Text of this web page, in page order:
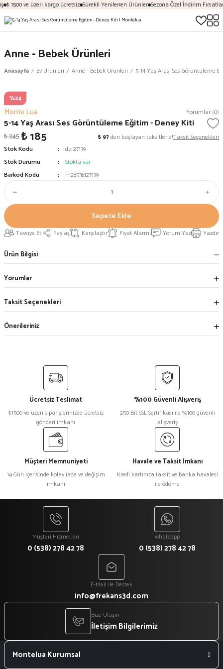
₺ 1500 ve üzeri kargo ücretsiz Sürekli Yenilenen Ürünler Sezona Özel İndirim Fırsatları
Anne - Bebek Ürünleri
Anasayfa Ev Ürünleri Anne - Bebek Ürünleri 5-14 Yaş Arası Ses Görüntüleme
%24
Monte Lua Yorumlar (0)
5-14 Yaş Arası Ses Görüntüleme Eğitim - Deney Kiti
₺ 245₺ 185 ₺ 97den başlayan taksitlerle!Taksit Seçenekleri
Stok Kodu
dp-27139
Stok Durumu
Stokta var
Barkod Kodu
m28536127139
Sepete Ekle
Tavsiye Et Paylaş Karşılaştır Fiyat Alarmı Yorum Yaz Yazdır
Ürün Bilgisi
Yorumlar
Taksit Seçenekleri
Önerileriniz
Ücretsiz Teslimat
₺1500 ve üzeri siparişlerinizde ücretsiz
gönderi imkanı
%100 Güvenli Alışveriş
250 Bit SSL Sertifikası ile %100 güvenli
alışveriş
Müşteri Memnuniyeti
14 Gün içerisinde kolay iade ve değişim
imkanı
Havale ve Taksit İmkanı
Kredi kartınıza taksit ve banka havalesi
ile ödeme
Müşteri Hizmetleri
0 (538) 278 42 78
whatsapp
0 (538) 278 42 78
E-Mail ile Destek
info@frekans3d.com
Bize Ulaşın
İletişim Bilgilerimiz
Montelua Kurumsal